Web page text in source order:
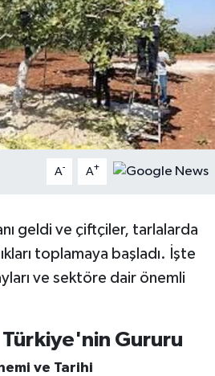
A- A+
geldi ve çiftçiler, tarlalarda
toplamaya başladı. İşte
ve sektöre dair önemli
Türkiye'nin Gururu
ve Tarihi